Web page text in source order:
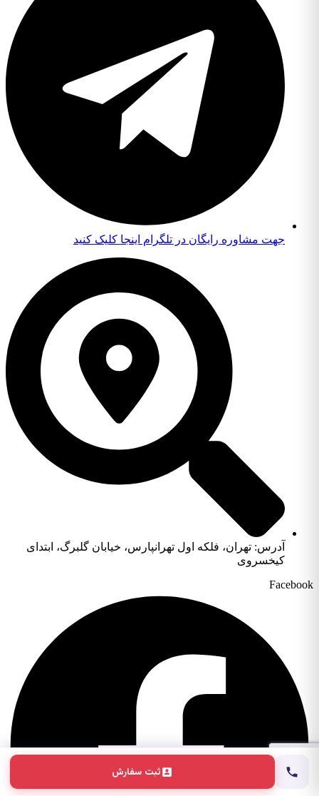
ثبت سفارش
جهت مشاوره رایگان در تلگرام اینجا کلیک کنید
آدرس: تهران، فلکه اول تهرانپارس، خیابان گلبرگ، ابتدای
کیخسروی
Facebook